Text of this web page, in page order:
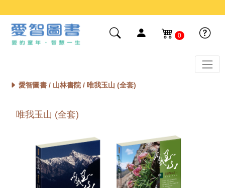
0
愛智圖書 / 山林書院/ 唯我玉山 (全套)
唯我玉山 (全套)